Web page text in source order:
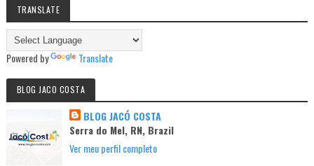
TRANSLATE
Powered by Translate
BLOG JACO COSTA
BLOG JACÓ COSTA
Serra do Mel, RN, Brazil
Ver meu perfil completo